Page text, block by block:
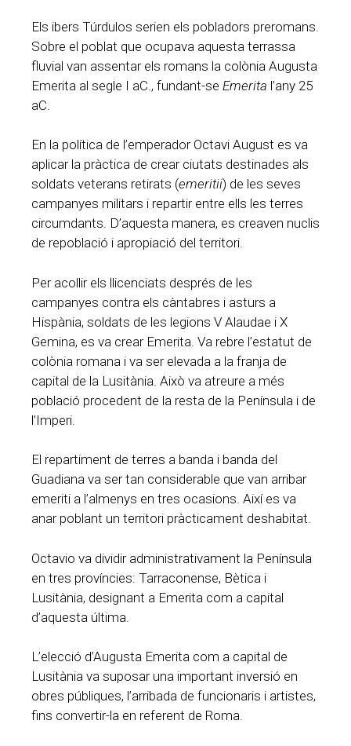
Els ibers Túrdulos serien els pobladors preromans.
Sobre el poblat que ocupava aquesta terrassa
fluvial van assentar els romans la colònia Augusta
Emerita al segle I aC., fundant-se Emerita l’any 25
aC.
En la política de l’emperador Octavi August es va
aplicar la pràctica de crear ciutats destinades als
soldats veterans retirats (emeritii) de les seves
campanyes militars i repartir entre ells les terres
circumdants. D’aquesta manera, es creaven nuclis
de repoblació i apropiació del territori.
Per acollir els llicenciats després de les
campanyes contra els càntabres i asturs a
Hispània, soldats de les legions V Alaudae i X
Gemina, es va crear Emerita. Va rebre l’estatut de
colònia romana i va ser elevada a la franja de
capital de la Lusitània. Això va atreure a més
població procedent de la resta de la Península i de
l’Imperi.
El repartiment de terres a banda i banda del
Guadiana va ser tan considerable que van arribar
emeriti a l’almenys en tres ocasions. Així es va
anar poblant un territori pràcticament deshabitat.
Octavio va dividir administrativament la Península
en tres províncies: Tarraconense, Bètica i
Lusitània, designant a Emerita com a capital
d’aquesta última.
L’elecció d’Augusta Emerita com a capital de
Lusitània va suposar una important inversió en
obres públiques, l’arribada de funcionaris i artistes,
fins convertir-la en referent de Roma.